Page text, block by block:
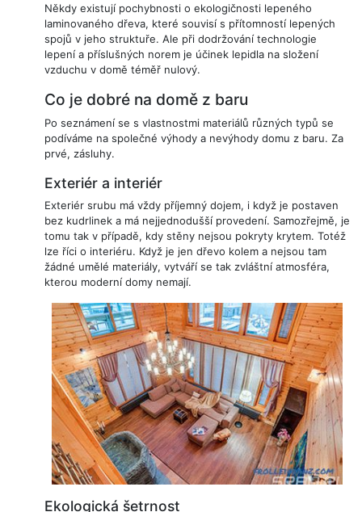
Někdy existují pochybnosti o ekologičnosti lepeného
laminovaného dřeva, které souvisí s přítomností lepených
spojů v jeho struktuře. Ale při dodržování technologie
lepení a příslušných norem je účinek lepidla na složení
vzduchu v domě téměř nulový.
Co je dobré na domě z baru
Po seznámení se s vlastnostmi materiálů různých typů se
podíváme na společné výhody a nevýhody domu z baru. Za
prvé, zásluhy.
Exteriér a interiér
Exteriér srubu má vždy příjemný dojem, i když je postaven
bez kudrlinek a má nejjednodušší provedení. Samozřejmě, je
tomu tak v případě, kdy stěny nejsou pokryty krytem. Totéž
lze říci o interiéru. Když je jen dřevo kolem a nejsou tam
žádné umělé materiály, vytváří se tak zvláštní atmosféra,
kterou moderní domy nemají.
Ekologická šetrnost